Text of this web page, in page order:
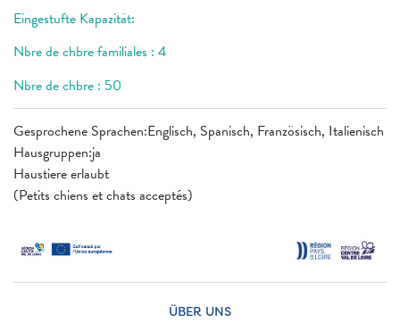
Gesprochene Sprachen:Englisch, Spanisch, Französisch, Italienisch
Hausgruppen:ja
Haustiere erlaubt
(Petits chiens et chats acceptés)
Eingestufte Kapazität:
Nbre de chbre familiales : 4
Nbre de chbre : 50
ÜBER UNS